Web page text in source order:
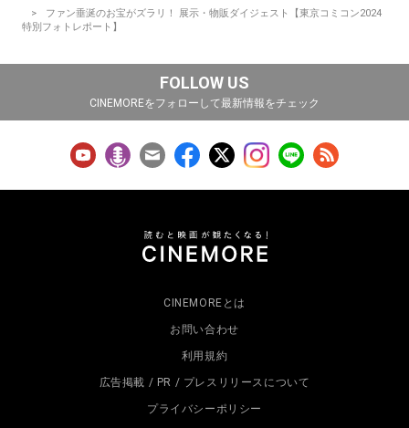
ファン垂涎のお宝がズラリ！ 展示・物販ダイジェスト【東京コミコン2024
特別フォトレポート】
FOLLOW US
CINEMOREをフォローして最新情報をチェック
CINEMOREとは
お問い合わせ
利用規約
広告掲載 / PR / プレスリリースについて
プライバシーポリシー